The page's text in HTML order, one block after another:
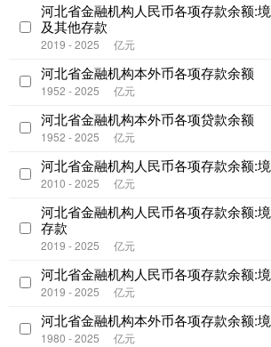
河北省金融机构人民币各项存款余额:
及其他存款
2019 - 2025 亿元
河北省金融机构本外币各项存款余额
1952 - 2025 亿元
河北省金融机构本外币各项贷款余额
1952 - 2025 亿元
河北省金融机构人民币各项存款余额:
2010 - 2025 亿元
河北省金融机构人民币各项存款余额:
存款
2019 - 2025 亿元
河北省金融机构人民币各项存款余额:
2019 - 2025 亿元
河北省金融机构本外币各项存款余额:
1980 - 2025 亿元